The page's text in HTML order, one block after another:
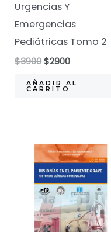
Urgencias Y
Emergencias
Pediátricas Tomo 2
$3900El
original
era:
$2900El
actual
AÑADIR AL
CARRITO